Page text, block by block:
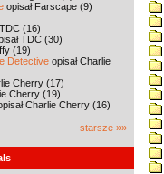
opisał Farscape (9)
(16)
TDC (30)
(19)
Detective opisał Charlie
Cherry (17)
Cherry (19)
Charlie Cherry (16)
starsze »»